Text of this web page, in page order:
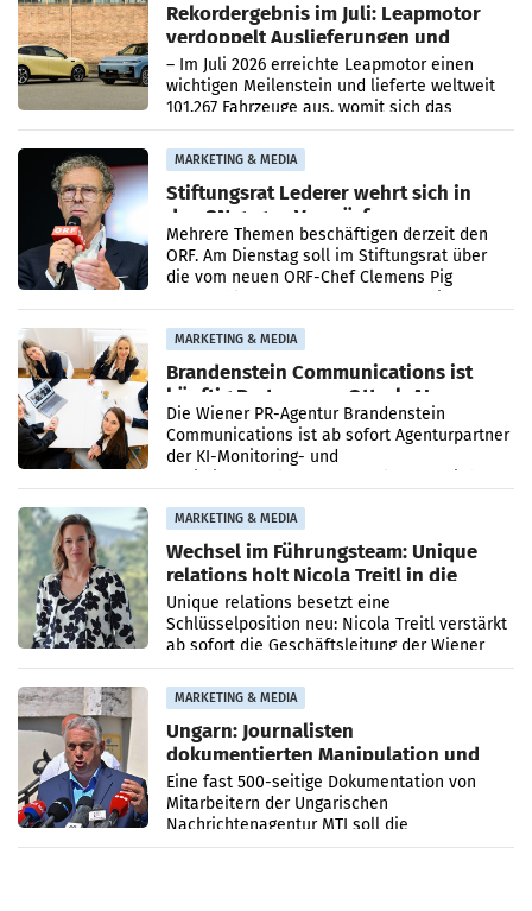
Rekordergebnis im Juli: Leapmotor
verdoppelt Auslieferungen und
überschreitet die 100.000er-Marke
– Im Juli 2026 erreichte Leapmotor einen
wichtigen Meilenstein und lieferte weltweit
101.267 Fahrzeuge aus, womit sich das
Ergebnis gegenüber Juli 2025 mehr als
verdoppelte (+102
MARKETING & MEDIA
Stiftungsrat Lederer wehrt sich in
den SN gegen Vorwürfe
Mehrere Themen beschäftigen derzeit den
ORF. Am Dienstag soll im Stiftungsrat über
die vom neuen ORF-Chef Clemens Pig
MARKETING & MEDIA
Brandenstein Communications ist
künftig Partner von OtterlyAI
Die Wiener PR-Agentur Brandenstein
Communications ist ab sofort Agenturpartner
der KI-Monitoring- und
MARKETING & MEDIA
Wechsel im Führungsteam: Unique
relations holt Nicola Treitl in die
Geschäftsleitung
Unique relations besetzt eine
Schlüsselposition neu: Nicola Treitl verstärkt
ab sofort die Geschäftsleitung der Wiener
PR-Agentur an der Seite von Josef Kalina und
Anna Kalina-Mahr.
MARKETING & MEDIA
Ungarn: Journalisten
dokumentierten Manipulation und
Zensur
Eine fast 500-seitige Dokumentation von
Mitarbeitern der Ungarischen
Nachrichtenagentur MTI soll die
systematische Nachrichten-Manipulation und